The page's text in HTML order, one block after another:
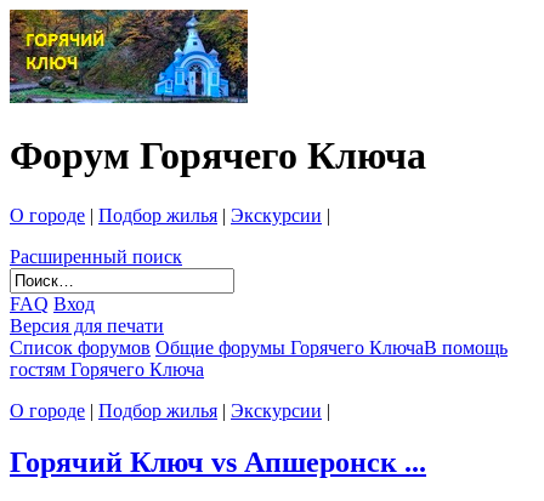
Форум Горячего Ключа
О городе | Подбор жилья | Экскурсии |
Расширенный поиск
FAQ Вход
Версия для печати
Список форумов Общие форумы Горячего КлючаВ помощь
гостям Горячего Ключа
О городе | Подбор жилья | Экскурсии |
Горячий Ключ vs Апшеронск ...